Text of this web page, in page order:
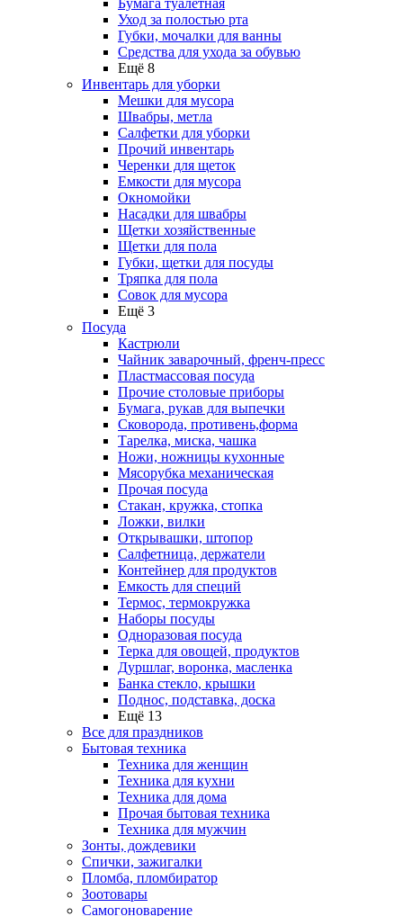
Бумага туалетная
Уход за полостью рта
Губки, мочалки для ванны
Средства для ухода за обувью
Ещё 8
Инвентарь для уборки
Мешки для мусора
Швабры, метла
Салфетки для уборки
Прочий инвентарь
Черенки для щеток
Емкости для мусора
Окномойки
Насадки для швабры
Щетки хозяйственные
Щетки для пола
Губки, щетки для посуды
Тряпка для пола
Совок для мусора
Ещё 3
Посуда
Кастрюли
Чайник заварочный, френч-пресс
Пластмассовая посуда
Прочие столовые приборы
Бумага, рукав для выпечки
Сковорода, противень,форма
Тарелка, миска, чашка
Ножи, ножницы кухонные
Мясорубка механическая
Прочая посуда
Стакан, кружка, стопка
Ложки, вилки
Открывашки, штопор
Салфетница, держатели
Контейнер для продуктов
Емкость для специй
Термос, термокружка
Наборы посуды
Одноразовая посуда
Терка для овощей, продуктов
Дуршлаг, воронка, масленка
Банка стекло, крышки
Поднос, подставка, доска
Ещё 13
Все для праздников
Бытовая техника
Техника для женщин
Техника для кухни
Техника для дома
Прочая бытовая техника
Техника для мужчин
Зонты, дождевики
Спички, зажигалки
Пломба, пломбиратор
Зоотовары
Самогоноварение